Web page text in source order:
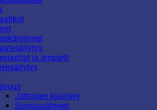
ja ämpärit
Jätteiden käsittely
Siivousvälineet